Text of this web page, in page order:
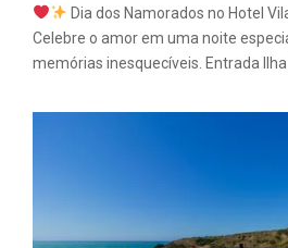
Dia dos Namorados no Hotel
Celebre o amor em uma noite
memórias inesquecíveis. Entrada Ilha